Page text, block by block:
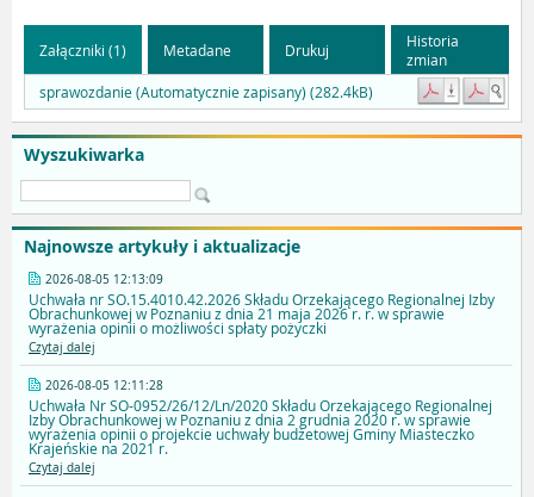
Wyszukiwarka
Najnowsze artykuły i aktualizacje
2026-08-05 12:13:09
Uchwała nr SO.15.4010.42.2026 Składu Orzekającego Regionalnej Izby
Obrachunkowej w Poznaniu z dnia 21 maja 2026 r. r. w sprawie
wyrażenia opinii o możliwości spłaty pożyczki
Czytaj dalej
2026-08-05 12:11:28
Uchwała Nr SO-0952/26/12/Ln/2020 Składu Orzekającego Regionalnej
Izby Obrachunkowej w Poznaniu z dnia 2 grudnia 2020 r. w sprawie
wyrażenia opinii o projekcie uchwały budżetowej Gminy Miasteczko
Krajeńskie na 2021 r.
Czytaj dalej
Załączniki (1) Metadane Drukuj
Historia
zmian
sprawozdanie (Automatycznie zapisany) (282.4kB)